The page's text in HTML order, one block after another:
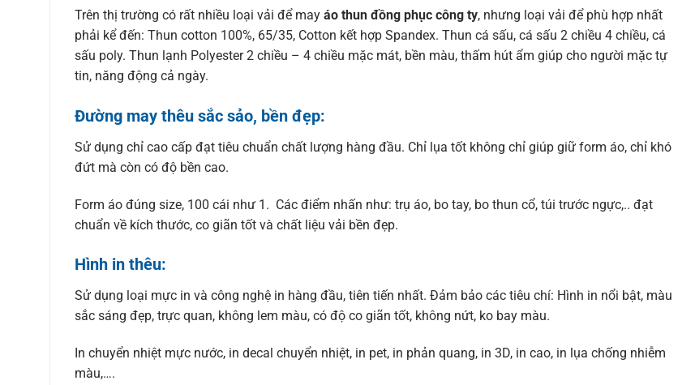
Trên thị trường có rất nhiều loại vải để may áo thun đồng phục công ty, nhưng loại vải để phù hợp nhất
phải kể đến: Thun cotton 100%, 65/35, Cotton kết hợp Spandex. Thun cá sấu, cá sấu 2 chiều 4 chiều, cá
sấu poly. Thun lạnh Polyester 2 chiều – 4 chiều mặc mát, bền màu, thấm hút ẩm giúp cho người mặc tự
tin, năng động cả ngày.
Đường may thêu sắc sảo, bền đẹp:
Sử dụng chỉ cao cấp đạt tiêu chuẩn chất lượng hàng đầu. Chỉ lụa tốt không chỉ giúp giữ form áo, chỉ khó
đứt mà còn có độ bền cao.
Form áo đúng size, 100 cái như 1. Các điểm nhấn như: trụ áo, bo tay, bo thun cổ, túi trước ngực,.. đạt
chuẩn về kích thước, co giãn tốt và chất liệu vải bền đẹp.
Hình in thêu:
Sử dụng loại mực in và công nghệ in hàng đầu, tiên tiến nhất. Đảm bảo các tiêu chí: Hình in nổi bật, màu
sắc sáng đẹp, trực quan, không lem màu, có độ co giãn tốt, không nứt, ko bay màu.
In chuyển nhiệt mực nước, in decal chuyển nhiệt, in pet, in phản quang, in 3D, in cao, in lụa chống nhiễm
màu,….